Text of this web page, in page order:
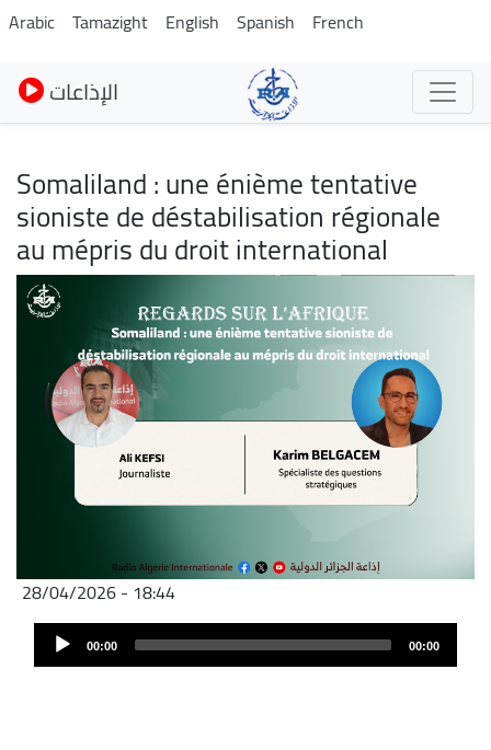
Skip
to
main
content
Arabic Tamazight English Spanish French
الإذاعات
Somaliland : une énième tentative
sioniste de déstabilisation régionale
au mépris du droit international
Image
28/04/2026 - 18:44
Fichier
Audio
Player 00:00 00:00